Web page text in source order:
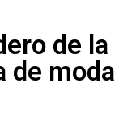
de la
de moda